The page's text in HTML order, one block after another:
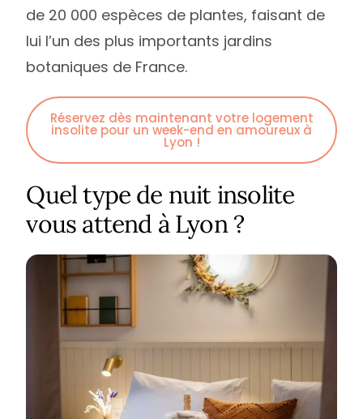
de 20 000 espèces de plantes, faisant de
lui l’un des plus importants jardins
botaniques de France.
Réservez dès maintenant votre logement
insolite pour un week-end en amoureux à
Lyon !
Quel type de nuit insolite
vous attend à Lyon ?